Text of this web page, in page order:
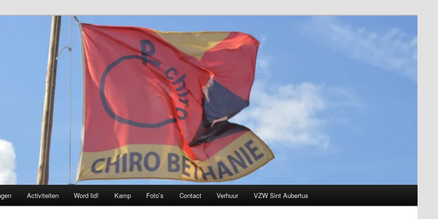
Activiteiten Word lid! Kamp Foto’s Contact Verhuur VZW Sint Aubertus